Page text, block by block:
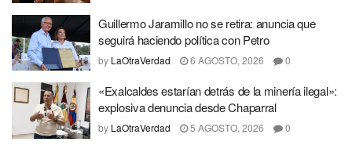
Guillermo Jaramillo no se retira: anuncia que
seguirá haciendo política con Petro
by LaOtraVerdad 6 AGOSTO, 2026 0
«Exalcaldes estarían detrás de la minería ilegal»:
explosiva denuncia desde Chaparral
by LaOtraVerdad 5 AGOSTO, 2026 0